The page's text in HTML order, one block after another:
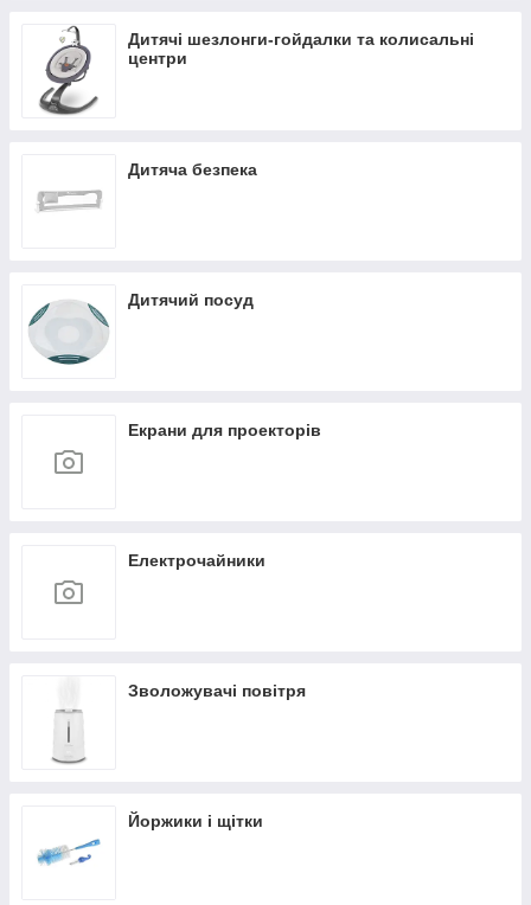
Дитячі шезлонги-гойдалки та колисальні
центри
Дитяча безпека
Дитячий посуд
Екрани для проекторів
Електрочайники
Зволожувачі повітря
Йоржики і щітки